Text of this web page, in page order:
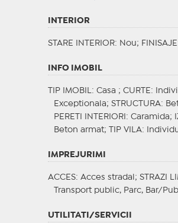
INTERIOR
STARE INTERIOR: Nou; FINISAJE
INFO IMOBIL
TIP IMOBIL : Casa ; CURTE :
Exceptionala; STRUCTURA:
PERETI INTERIORI : Caramida;
Beton armat;
TIP VILA:
IMPREJURIMI
ACCES: Acces stradal; STRAZI
Transport public, Parc, Bar/
UTILITATI/SERVICII